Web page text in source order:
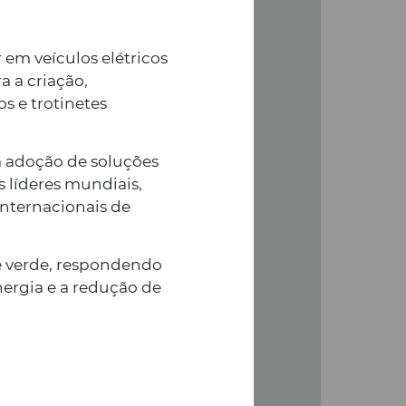
veículos elétricos
a criação,
e trotinetes
de soluções
líderes mundiais,
de
verde, respondendo
e a redução de
de
início à distribuição, no
Scooters 100% Elétricas